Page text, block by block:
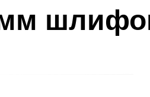
мм